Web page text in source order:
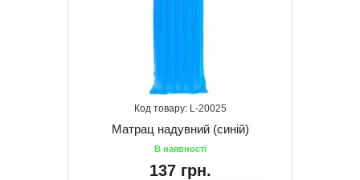
20025
Матрац надувний (синій)
137 грн.